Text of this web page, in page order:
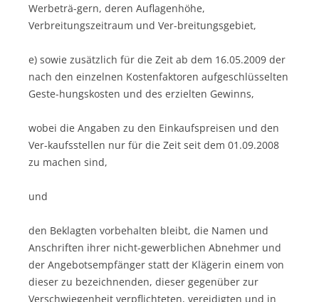
Werbeträ-gern, deren Auflagenhöhe,
Verbreitungszeitraum und Ver-breitungsgebiet,
e) sowie zusätzlich für die Zeit ab dem 16.05.2009 der
nach den einzelnen Kostenfaktoren aufgeschlüsselten
Geste-hungskosten und des erzielten Gewinns,
wobei die Angaben zu den Einkaufspreisen und den
Ver-kaufsstellen nur für die Zeit seit dem 01.09.2008
zu machen sind,
und
den Beklagten vorbehalten bleibt, die Namen und
Anschriften ihrer nicht-gewerblichen Abnehmer und
der Angebotsempfänger statt der Klägerin einem von
dieser zu bezeichnenden, dieser gegenüber zur
Verschwiegenheit verpflichteten, vereidigten und in